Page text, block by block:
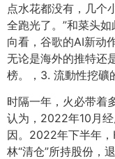
点水花都没有，几个
全跑光了。”和菜头
向看，谷歌的AI新
无论是海外的推特还
榜。，3. 流動性挖礦
时隔一年，火必带着
认为，2022年10月
因。2022年下半年
林“清仓”所持股份，